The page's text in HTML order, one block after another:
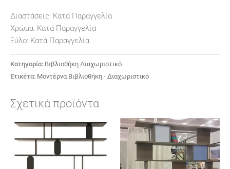
Διαστάσεις: Κατά Παραγγελία
Χρώμα: Κατά Παραγγελία
Ξύλο: Κατά Παραγγελία
Κατηγορία: Βιβλιοθήκη Διαχωριστικό
Ετικέτα: Μοντέρνα Βιβλιοθήκη - Διαχωριστικό
Σχετικά προϊόντα